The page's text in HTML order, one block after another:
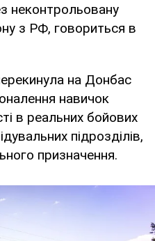
неконтрольовану
з РФ, говориться в
на Донбас
навичок
в реальних бойових
підрозділів,
призначення.